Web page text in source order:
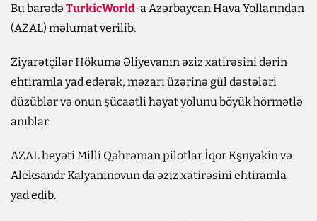
Bu barədə TurkicWorld-a Azərbaycan Hava Yollarından
(AZAL) məlumat verilib.
Ziyarətçilər Hökumə Əliyevanın əziz xatirəsini dərin
ehtiramla yad edərək, məzarı üzərinə gül dəstələri
düzüblər və onun şücaətli həyat yolunu böyük hörmətlə
anıblar.
AZAL heyəti Milli Qəhrəman pilotlar İqor Kşnyakin və
Aleksandr Kalyaninovun da əziz xatirəsini ehtiramla
yad edib.